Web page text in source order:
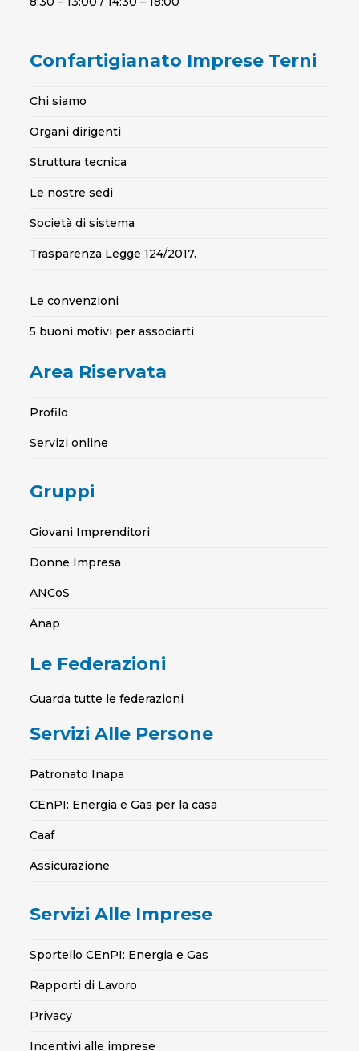
Confartigianato Imprese Terni
Chi siamo
Organi dirigenti
Struttura tecnica
Le nostre sedi
Società di sistema
Trasparenza Legge 124/2017.
Le convenzioni
5 buoni motivi per associarti
Area Riservata
Profilo
Servizi online
Gruppi
Giovani Imprenditori
Donne Impresa
ANCoS
Anap
Le Federazioni
Guarda tutte le federazioni
Servizi Alle Persone
Patronato Inapa
CEnPI: Energia e Gas per la casa
Caaf
Assicurazione
Servizi Alle Imprese
Sportello CEnPI: Energia e Gas
Rapporti di Lavoro
Privacy
Incentivi alle imprese